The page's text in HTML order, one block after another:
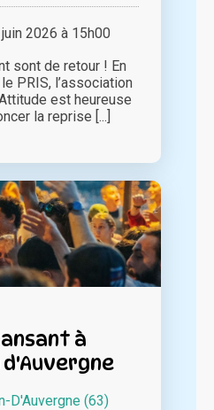
2026 à 15h00
sont de retour ! En
PRIS, l’association
est heureuse
la reprise [...]
à
d'Auvergne
D'Auvergne (63)